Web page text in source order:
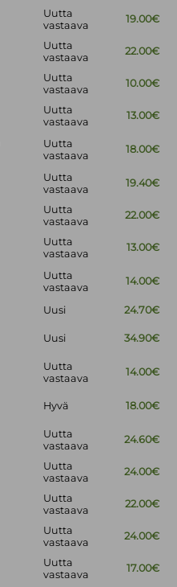
Uutta
vastaava
19.00€
Uutta
vastaava
22.00€
Uutta
vastaava
10.00€
Uutta
vastaava
13.00€
Uutta
vastaava
18.00€
Uutta
vastaava
19.40€
Uutta
vastaava
22.00€
Uutta
vastaava
13.00€
Uutta
vastaava
14.00€
Uusi
24.70€
Uusi 34.90€
Uutta
vastaava
14.00€
Hyvä 18.00€
Uutta
vastaava
24.60€
Uutta
vastaava
24.00€
Uutta
vastaava
22.00€
Uutta
vastaava
24.00€
Uutta
vastaava
17.00€